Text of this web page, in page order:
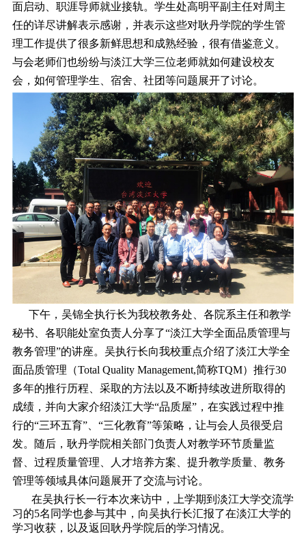
面启动、职涯导师就业接轨。学生处高明平副主任对周主
任的详尽讲解表示感谢，并表示这些对耿丹学院的学生管
理工作提供了很多新鲜思想和成熟经验，很有借鉴意义。
与会老师们也纷纷与淡江大学三位老师就如何建设校友
会，如何管理学生、宿舍、社团等问题展开了讨论。
下午，吴锦全执行长为我校教务处、各院系主任和教学
秘书、各职能处室负责人分享了“淡江大学全面品质管理与
教务管理”的讲座。吴执行长向我校重点介绍了淡江大学全
面品质管理（Total Quality Management,简称TQM）推行30
多年的推行历程、采取的方法以及不断持续改进所取得的
成绩，并向大家介绍淡江大学“品质屋”，在实践过程中推
行的“三环五育”、“三化教育”等策略，让与会人员很受启
发。随后，耿丹学院相关部门负责人对教学环节质量监
督、过程质量管理、人才培养方案、提升教学质量、教务
管理等领域具体问题展开了交流与讨论。
在吴执行长一行本次来访中，上学期到淡江大学交流学
习的5名同学也参与其中，向吴执行长汇报了在淡江大学的
学习收获，以及返回耿丹学院后的学习情况。